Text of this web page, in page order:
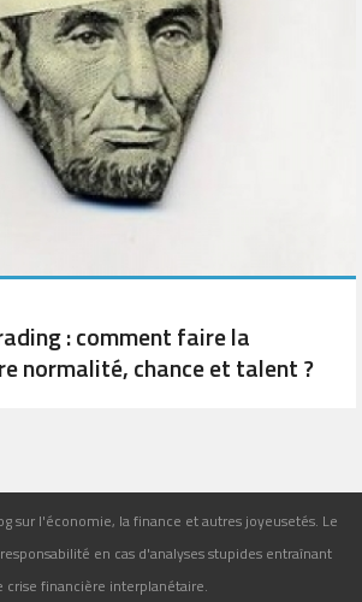
: comment faire la
normalité, chance et talent ?
sur l'économie, la finance et autres joyeusetés. Le
en cas d'analyses stupides entraînant
crise financière interplanétaire.